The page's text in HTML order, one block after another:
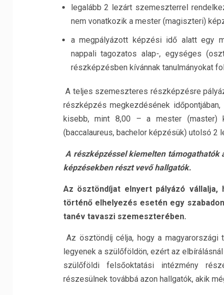
legalább 2 lezárt szemeszterrel
nem vonatkozik a mester (magiszteri)
a megpályázott képzési idő alatt egy
nappali tagozatos alap-, egységes
részképzésben kívánnak tanulmányokat
A teljes szemeszteres részképzésre
részképzés megkezdésének
kisebb, mint 8,00 – a mester (master)
(baccalaureus, bachelor képzésük) utolsó 2
A részképzéssel kiemelten támogathatók
képzésekben részt vevő hallgatók.
Az ösztöndíjat elnyert pályázó vállalja,
történő elhelyezés esetén egy
tanév tavaszi szemeszterében.
Az ösztöndíj célja, hogy a magyarországi
legyenek a szülőföldön, ezért az
szülőföldi felsőoktatási intézmény
részesülnek továbbá azon hallgatók, akik